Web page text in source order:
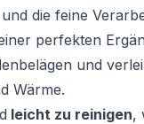
die feine
perfekten
und
Wärme.
leicht zu reinigen,